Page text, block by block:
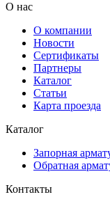
О нас
О компании
Новости
Сертификаты
Партнеры
Каталог
Статьи
Карта проезда
Каталог
Запорная
Обратная
Контакты